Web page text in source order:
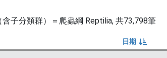
含子分類群）＝爬蟲綱 Reptilia, 共73,798筆
日期
由小到大